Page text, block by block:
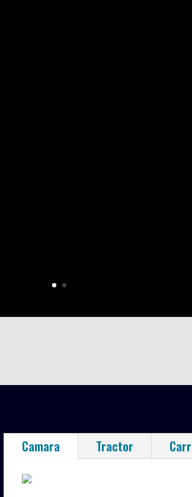
Camara Tractor